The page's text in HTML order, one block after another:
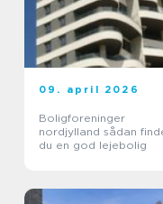
09. april 2026
Boligforeninger
nordjylland sådan finder
du en god lejebolig